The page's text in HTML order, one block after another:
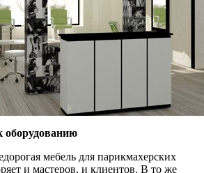
оборудованию
мебель для парикмахерских
и мастеров, и клиентов. В то же